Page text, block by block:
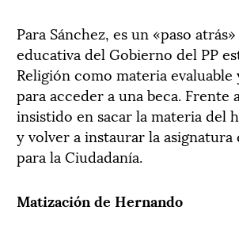
Para Sánchez, es un «paso
educativa del Gobierno del PP
Religión como materia
para acceder a una beca. Frente
insistido en sacar la materia del
y volver a instaurar la asignatura
para la Ciudadanía.
Matización de Hernando